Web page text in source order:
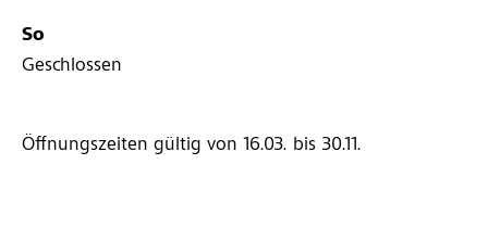
So
Geschlossen
Öffnungszeiten gültig von 16.03. bis 30.11.